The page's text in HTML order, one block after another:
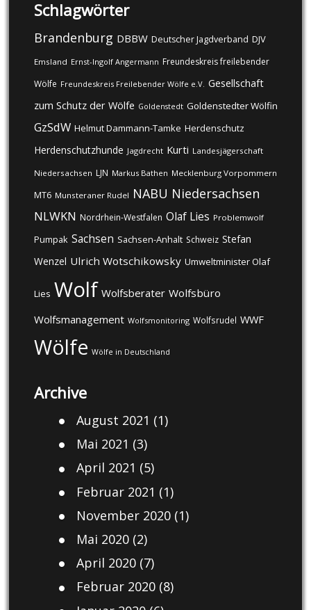
Schlagwörter
Brandenburg DBBW Deutscher Jagdverband DJV
Emsland Ernst-Ingolf Angermann Freundeskreis freilebender
Wölfe Freundeskreis Freilebender Wölfe e.V. Gesellschaft
zum Schutz der Wölfe Goldenstedt Goldenstedter Wölfin
GzSdW Helmut Dammann-Tamke Herdenschutz
Herdenschutzhunde Jagdrecht Kurti Landesjägerschaft
Niedersachsen LJN Markus Bathen Mecklenburg Vorpommern
MT6 Munsteraner Rudel NABU Niedersachsen
NLWKN Nordrhein-Westfalen Olaf Lies Problemwolf
Pumpak Sachsen Sachsen-Anhalt Schweiz Stefan
Wenzel Ulrich Wotschikowsky Umweltminister Olaf
Lies Wolf Wolfsberater Wolfsbüro
Wolfsmanagement Wolfsmonitoring Wolfsrudel WWF
Wölfe Wölfe in Deutschland
Archive
August 2021 (1)
Mai 2021 (3)
April 2021 (5)
Februar 2021 (1)
November 2020(1)
Mai 2020(2)
April 2020(7)
Februar 2020(8)